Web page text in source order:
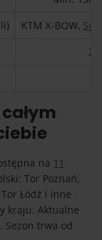
KTM X-BOW,
na 11
Tor Poznań,
Łódź i inne
kraju. Aktualne
. Sezon trwa od